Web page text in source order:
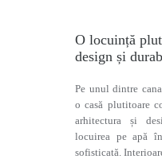
O locuință
design și
Pe unul dintre
o casă plutitoare
arhitectura și
locuirea pe apă
sofisticată.